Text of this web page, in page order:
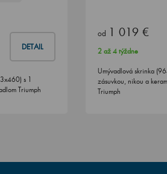
DETAIL
s 1
Triumph
od 1 019 €
2 až 4 týždne
Umývadlová skrinka
zásuvkou, nikou a
Triumph